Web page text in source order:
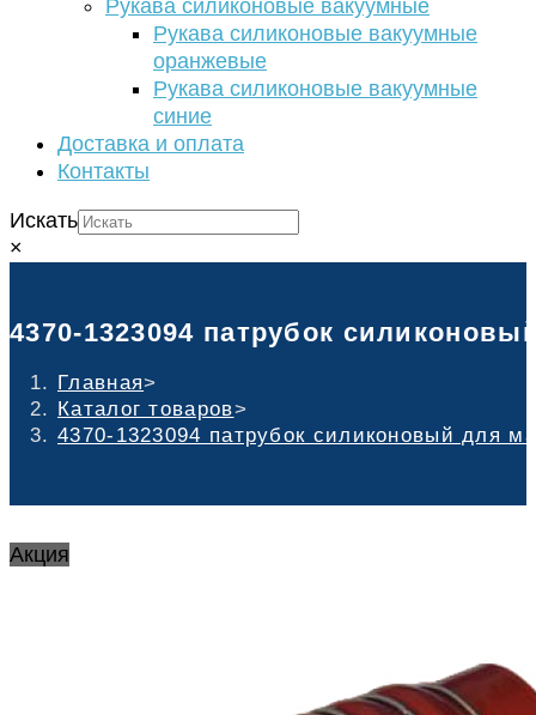
Рукава силиконовые вакуумные
Рукава силиконовые вакуумные
оранжевые
Рукава силиконовые вакуумные
синие
Доставка и оплата
Контакты
Искать
×
4370-1323094 патрубок
Главная>
Каталог товаров>
4370-1323094 патрубок силиконовый для
Акция